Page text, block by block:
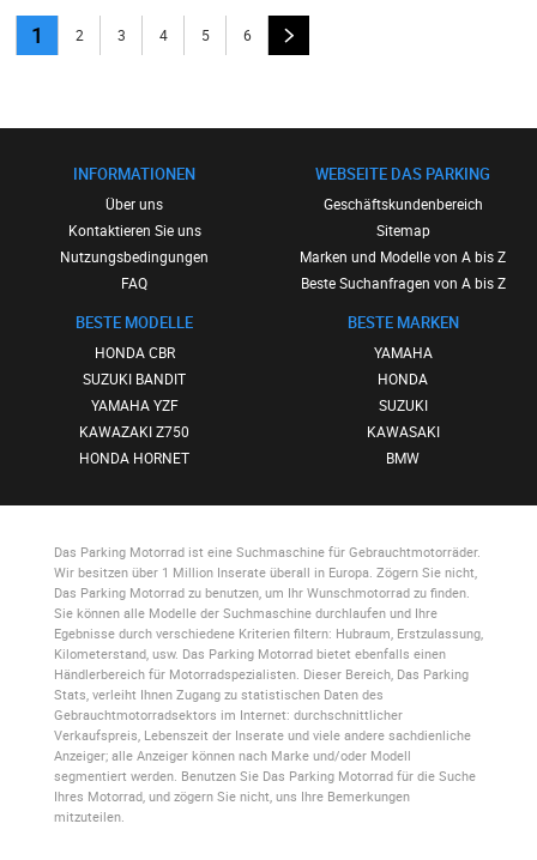
1 2 3 4 5 6
INFORMATIONEN
Über uns
Kontaktieren Sie uns
Nutzungsbedingungen
FAQ
BESTE MODELLE
HONDA CBR
SUZUKI BANDIT
YAMAHA YZF
KAWAZAKI Z750
HONDA HORNET
WEBSEITE DAS PARKING
Geschäftskundenbereich
Sitemap
Marken und Modelle von A bis Z
Beste Suchanfragen von A bis Z
BESTE MARKEN
YAMAHA
HONDA
SUZUKI
KAWASAKI
BMW
Das Parking Motorradist eine Suchmaschine für Gebrauchtmotorräder.
Wir besitzen über 1 Million Inserate überall in Europa. Zögern Sie nicht,
Das Parking Motorradzu benutzen, um Ihr Wunschmotorrad zu finden.
Sie können alle Modelle der Suchmaschine durchlaufen und Ihre
Egebnisse durch verschiedene Kriterien filtern: Hubraum, Erstzulassung,
Kilometerstand, usw. Das Parking Motorradbietet ebenfalls einen
Händlerbereich für Motorradspezialisten. Dieser Bereich, Das Parking
Stats, verleiht Ihnen Zugang zu statistischen Daten des
Gebrauchtmotorradsektors im Internet: durchschnittlicher
Verkaufspreis, Lebenszeit der Inserate und viele andere sachdienliche
Anzeiger; alle Anzeiger können nach Marke und/oder Modell
segmentiert werden. Benutzen Sie Das Parking Motorradfür die Suche
Ihres Motorrad, und zögern Sie nicht, uns Ihre Bemerkungen
mitzuteilen.